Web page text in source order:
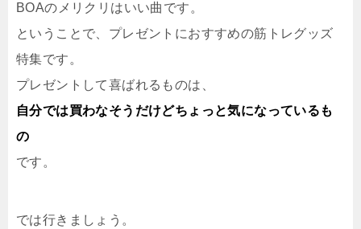
BOAのメリクリはいい曲です。
ということで、プレゼントにおすすめの筋トレグッズ
特集です。
プレゼントして喜ばれるものは、
自分では買わなそうだけどちょっと気になっているも
の
です。
では行きましょう。